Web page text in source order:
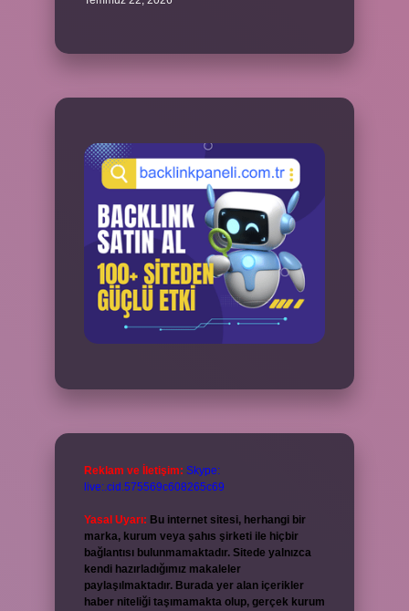
Reklam ve İletişim: Skype:
live:.cid.575569c608265c69
Yasal Uyarı: Bu internet sitesi, herhangi bir
marka, kurum veya şahıs şirketi ile hiçbir
bağlantısı bulunmamaktadır. Sitede yalnızca
kendi hazırladığımız makaleler
paylaşılmaktadır. Burada yer alan içerikler
haber niteliği taşımamakta olup, gerçek kurum